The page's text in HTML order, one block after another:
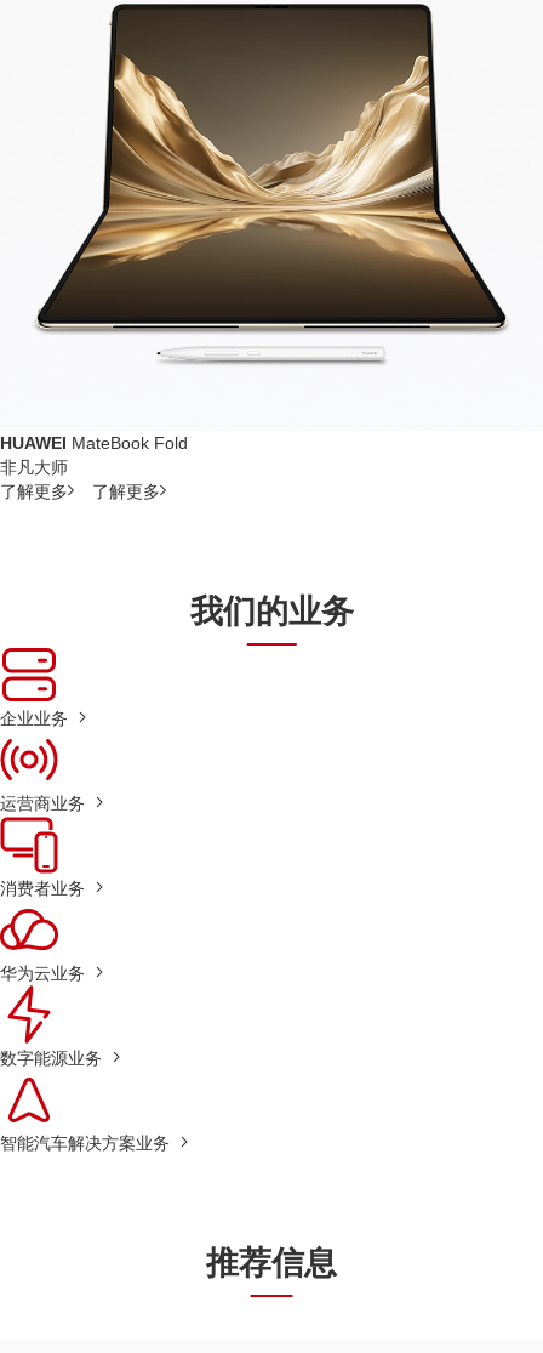
HUAWEI MateBook Fold
非凡大师
了解更多
了解更多
我们的业务
企业业务
运营商业务
消费者业务
华为云业务
数字能源业务
智能汽车解决方案业务
推荐信息